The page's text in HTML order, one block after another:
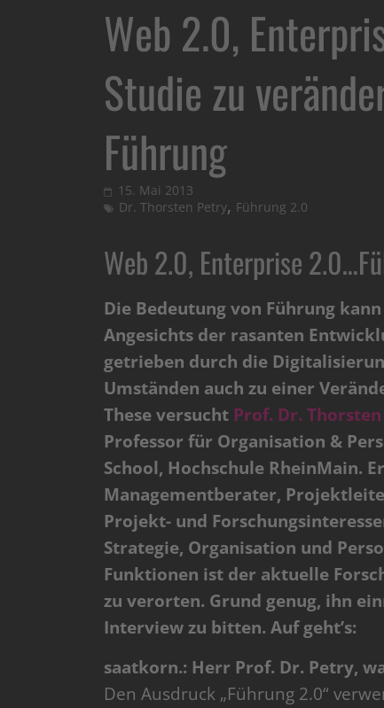
Web 2.0,
Studie zu
Führung
15. Mai 2013
Dr. Thorsten Petry, Führung 2.0
Web 2.0, Enterprise
Die Bedeutung von Führung
Angesichts der rasanten
getrieben durch die
Umständen auch zu einer
These versucht Prof. Dr.
Professor für Organisation &
School, Hochschule RheinMain.
Managementberater,
Projekt- und
Strategie, Organisation und
Funktionen ist der aktuelle
zu verorten. Grund genug, ihn
Interview zu bitten. Auf geht’s:
saatkorn.: Herr Prof. Dr. Petry,
Den Ausdruck „Führung 2.0“